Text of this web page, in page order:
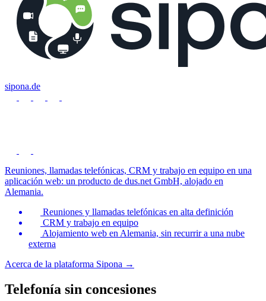
sipona.de
Reuniones, llamadas telefónicas, CRM y trabajo en equipo en una
aplicación web: un producto de dus.net GmbH, alojado en
Alemania.
Reuniones y llamadas telefónicas en alta definición
CRM y trabajo en equipo
Alojamiento web en Alemania, sin recurrir a una nube
externa
Acerca de la plataforma Sipona →
Telefonía sin concesiones